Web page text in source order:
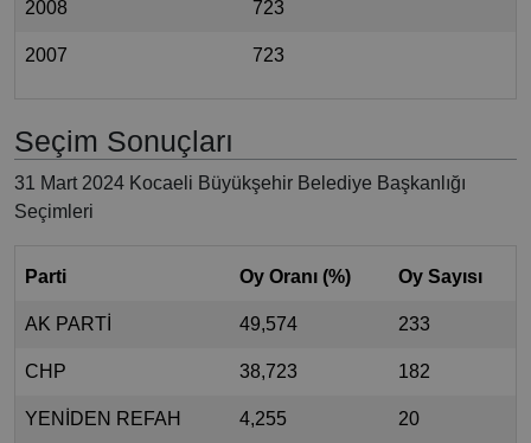
2008 723
2007 723
Seçim Sonuçları
31 Mart 2024 Kocaeli Büyükşehir Belediye Başkanlığı
Seçimleri
Parti Oy Oranı (%) Oy Sayısı
AK PARTİ 49,574 233
CHP 38,723 182
YENİDEN REFAH 4,255 20